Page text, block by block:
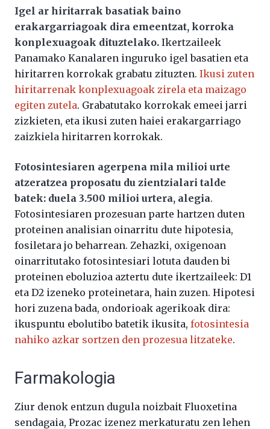
Igel ar hiritarrak basatiak baino
erakargarriagoak dira emeentzat, korroka
konplexuagoak dituztelako. Ikertzaileek
Panamako Kanalaren inguruko igel basatien eta
hiritarren korrokak grabatu zituzten. Ikusi zuten
hiritarrenak konplexuagoak zirela eta maizago
egiten zutela. Grabatutako korrokak emeei jarri
zizkieten, eta ikusi zuten haiei erakargarriago
zaizkiela hiritarren korrokak.
Fotosintesiaren agerpena mila milioi urte
atzeratzea proposatu du zientzialari talde
batek: duela 3.500 milioi urtera, alegia.
Fotosintesiaren prozesuan parte hartzen duten
proteinen analisian oinarritu dute hipotesia,
fosiletara jo beharrean. Zehazki, oxigenoan
oinarritutako fotosintesiari lotuta dauden bi
proteinen eboluzioa aztertu dute ikertzaileek: D1
eta D2 izeneko proteinetara, hain zuzen. Hipotesi
hori zuzena bada, ondorioak agerikoak dira:
ikuspuntu ebolutibo batetik ikusita, fotosintesia
nahiko azkar sortzen den prozesua litzateke.
Farmakologia
Ziur denok entzun dugula noizbait Fluoxetina
sendagaia, Prozac izenez merkaturatu zen lehen